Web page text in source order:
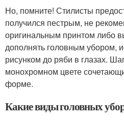
Но, помните! Стилисты
получился пестрым, не
оригинальным принтом либо
дополнять головным убором,
рисунком до ряби в глазах.
монохромном цвете
форме.
Какие виды головных